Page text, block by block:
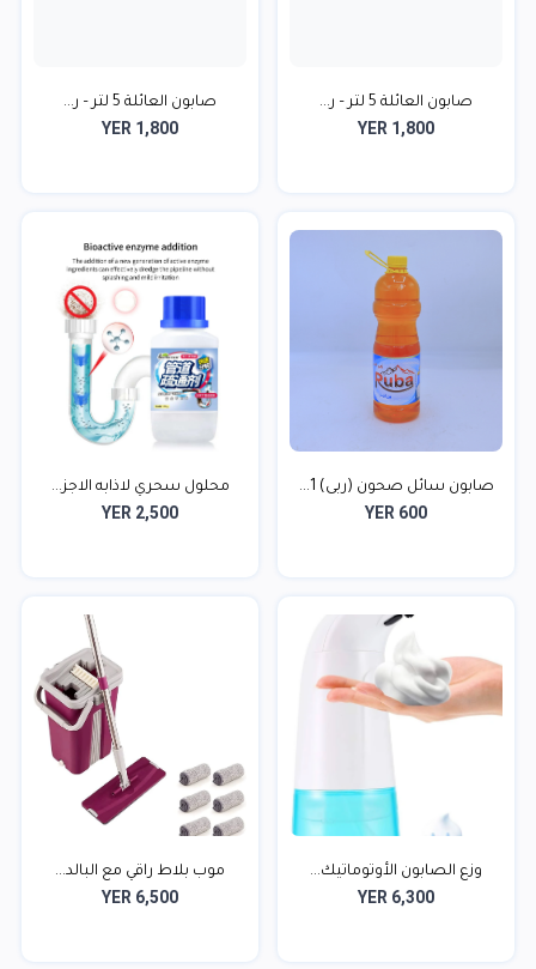
صابون العائلة 5 لتر – ر...
YER 1,800
صابون العائلة 5 لتر – ر...
YER 1,800
صابون سائل صحون (ربى) 1...
YER 600
محلول سحري لاذابه الاجز...
YER 2,500
وزع الصابون الأوتوماتيك...
YER 6,300
موب بلاط راقي مع البالد...
YER 6,500